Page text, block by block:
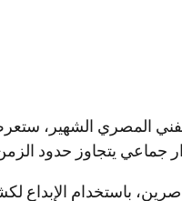
المصري الشهير،
يتجاوز حدود الزمن
باستخدام الإبداع